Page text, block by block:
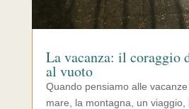
La vacanza: il coraggio
al vuoto
Quando pensiamo alle
mare, la montagna, un viaggio,